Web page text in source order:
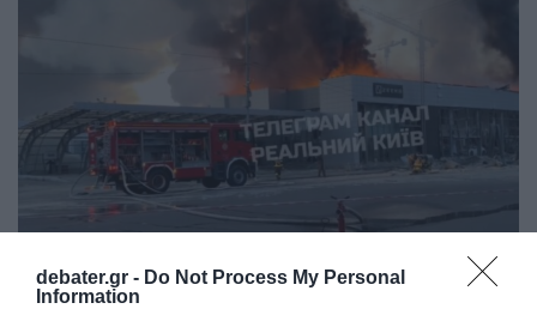
debater.gr - Do Not Process My Personal
Information
ΔΙΕΘΝΗ